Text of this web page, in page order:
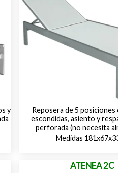
y
Reposera de 5 posiciones
escondidas, asiento y
perforada (no necesita
Medidas
ATENEA 2C